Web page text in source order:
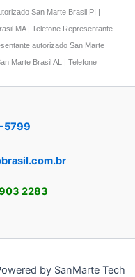
San Marte Brasil PI |
MA | Telefone Representante
autorizado San Marte
Marte Brasil AL | Telefone
5799
2283
by SanMarte Tech